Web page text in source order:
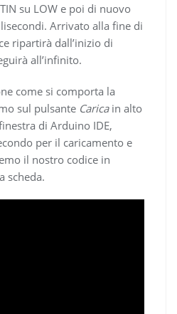
su LOW e poi di nuovo
Arrivato alla fine di
ripartirà dall’inizio di
all’infinito.
come si comporta la
sul pulsante Caricain alto
di Arduino IDE,
per il caricamento e
il nostro codice in
scheda.